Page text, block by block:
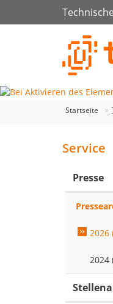
Startseite
Service
Presse
2026
2024